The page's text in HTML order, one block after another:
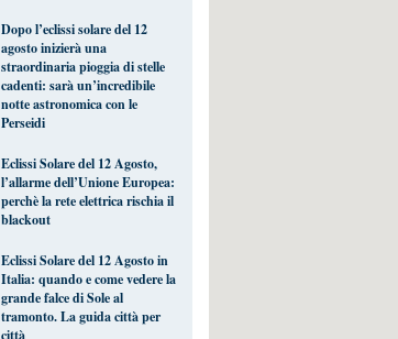
Dopo l’eclissi solare del 12
agosto inizierà una
straordinaria pioggia di stelle
cadenti: sarà un’incredibile
notte astronomica con le
Perseidi
Eclissi Solare del 12 Agosto,
l’allarme dell’Unione Europea:
perchè la rete elettrica rischia il
blackout
Eclissi Solare del 12 Agosto in
Italia: quando e come vedere la
grande falce di Sole al
tramonto. La guida città per
città